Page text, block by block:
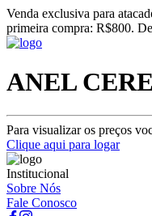
Venda exclusiva para
primeira compra: R$800.
ANEL
Para visualizar os preços
Clique aqui para logar
Institucional
Sobre Nós
Fale Conosco